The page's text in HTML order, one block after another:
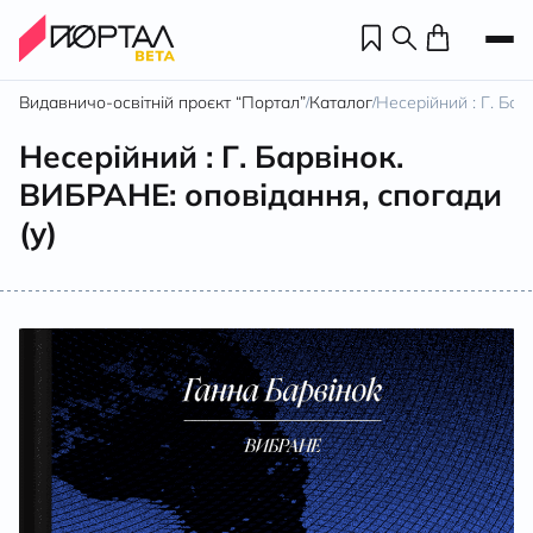
Видавничо-освітній проєкт “Портал”/Каталог/Несерійний : Г.
Несерійний : Г. Барвінок.
ВИБРАНЕ: оповідання, спогади
(у)